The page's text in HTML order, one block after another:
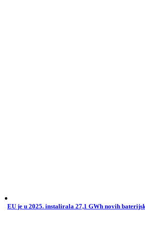
EU je u 2025. instalirala 27,1 GWh novih